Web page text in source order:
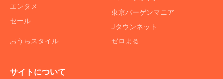
エンタメ
セール
おうちスタイル
東京バーゲンマニア
Jタウンネット
ゼロまる
サイトについて